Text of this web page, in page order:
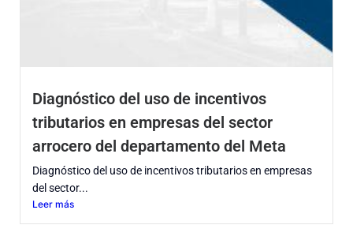
Diagnóstico del uso de incentivos
tributarios en empresas del sector
arrocero del departamento del Meta
Diagnóstico del uso de incentivos tributarios en empresas
del sector...
Leer más